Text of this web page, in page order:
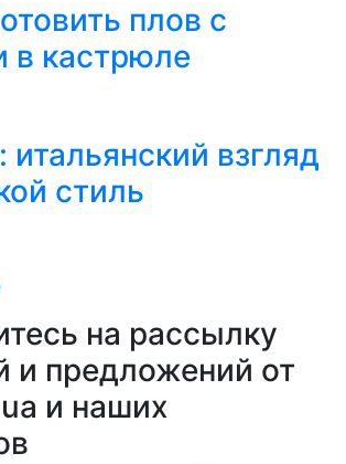
плов с
в кастрюле
итальянский взгляд
стиль
на рассылку
и предложений от
и наших